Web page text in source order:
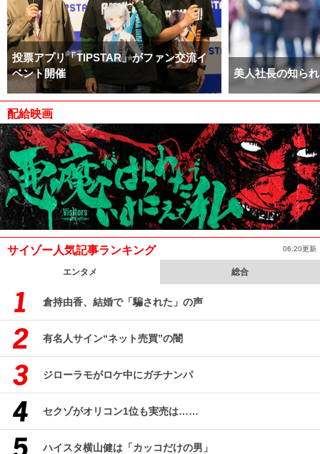
投票アプリ「TIPSTAR」がファン交流イ
ベント開催
美人社長の知ら
配給映画
サイゾー人気記事ランキング 06:20更新
エンタメ 総合
倉持由香、結婚で「騙された」の声
有名人サイン“ネット売買”の闇
ジローラモがロケ中にガチナンパ
セクゾがオリコン1位も実売は……
ハイスタ横山健は「カッコだけの男」